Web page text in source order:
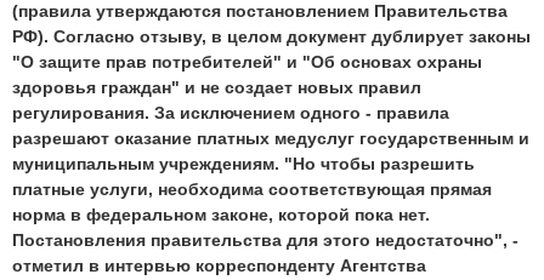
(правила утверждаются постановлением Правительства
РФ). Согласно отзыву, в целом документ дублирует законы
"О защите прав потребителей" и "Об основах охраны
здоровья граждан" и не создает новых правил
регулирования. За исключением одного - правила
разрешают оказание платных медуслуг государственным и
муниципальным учреждениям. "Но чтобы разрешить
платные услуги, необходима соответствующая прямая
норма в федеральном законе, которой пока нет.
Постановления правительства для этого недостаточно", -
отметил в интервью корреспонденту Агентства